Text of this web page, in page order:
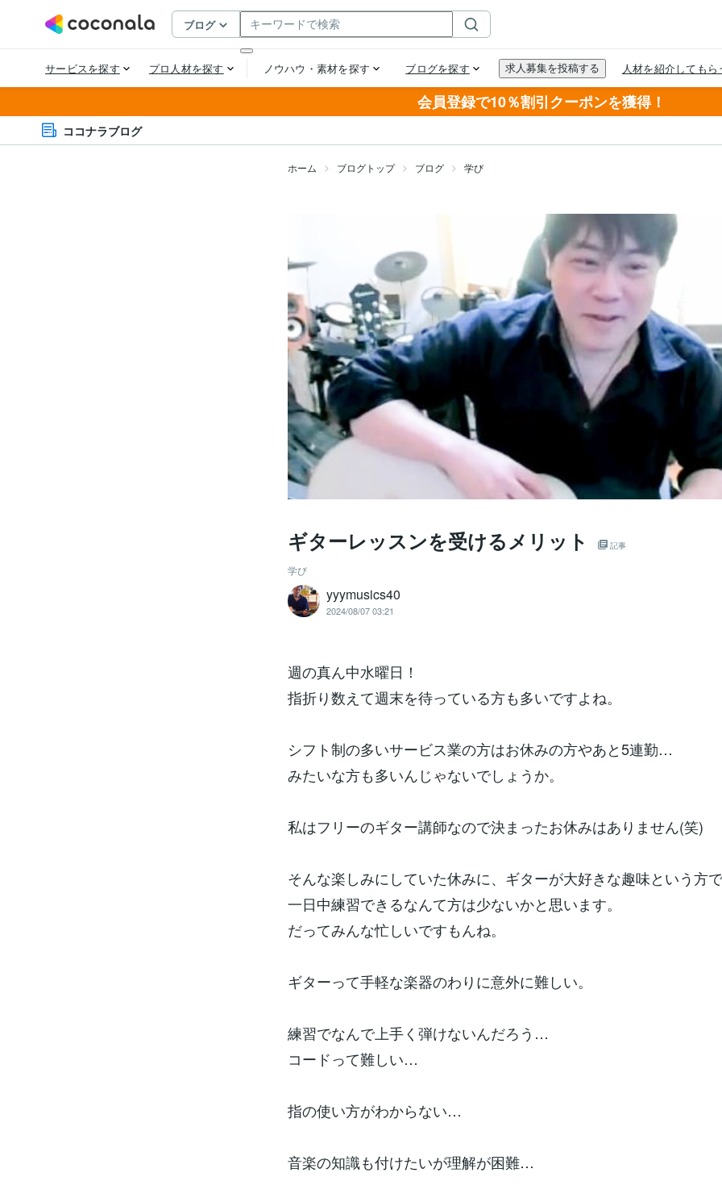
会員登録で10％割引クーポンを獲得！
ココナラブログ
ホーム ブログトップ ブログ 学び
ギターレッスンを受けるメリット 記事
学び
yyymusics40
2024/08/07 03:21
週の真ん中水曜日！
指折り数えて週末を待っている方も多いですよね。
シフト制の多いサービス業の方はお休みの方やあと5連勤…
みたいな方も多いんじゃないでしょうか。
私はフリーのギター講師なので決まったお休みはありません(笑)
そんな楽しみにしていた休みに、ギターが大好きな趣味という方
一日中練習できるなんて方は少ないかと思います。
だってみんな忙しいですもんね。
ギターって手軽な楽器のわりに意外に難しい。
練習でなんで上手く弾けないんだろう…
コードって難しい…
指の使い方がわからない…
音楽の知識も付けたいが理解が困難…